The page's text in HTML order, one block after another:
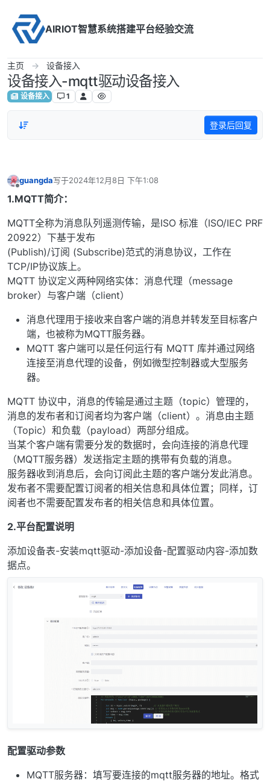
AIRIOT智慧系统搭建平台经验交流
主页 设备接入
设备接入-mqtt驱动设备接入
设备接入 1
登录后回复
guangda写于2024年12月8日 下午1:08
最后由 编辑
1.MQTT简介：
MQTT全称为消息队列遥测传输，是ISO 标准（ISO/IEC PRF
20922）下基于发布
(Publish)/订阅 (Subscribe)范式的消息协议，工作在
TCP/IP协议族上。
MQTT 协议定义两种网络实体：消息代理（message
broker）与客户端（client）
消息代理用于接收来自客户端的消息并转发至目标客户
端，也被称为MQTT服务器。
MQTT 客户端可以是任何运行有 MQTT 库并通过网络
连接至消息代理的设备，例如微型控制器或大型服务
器。
MQTT 协议中，消息的传输是通过主题（topic）管理的，
消息的发布者和订阅者均为客户端（client）。消息由主题
（Topic）和负载（payload）两部分组成。
当某个客户端有需要分发的数据时，会向连接的消息代理
（MQTT服务器）发送指定主题的携带有负载的消息。
服务器收到消息后，会向订阅此主题的客户端分发此消息。
发布者不需要配置订阅者的相关信息和具体位置；同样，订
阅者也不需要配置发布者的相关信息和具体位置。
2.平台配置说明
添加设备表-安装mqtt驱动-添加设备-配置驱动内容-添加数
据点。
配置驱动参数
MQTT服务器：填写要连接的mqtt服务器的地址。格式